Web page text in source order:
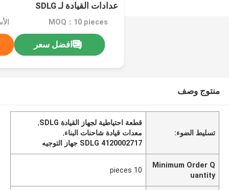
عدادات القيادة لـ SDLG
MOQ：10 pieces
افضل سعر
منتوج وصف
تسليط الضوء:
قطعة احتياطية لجهاز القيادة SDLG
,
معدات قيادة شاحنات البناء,
SDLG 4120002717 جهاز التوجيه
Minimum Order Q
uantity
10 pieces